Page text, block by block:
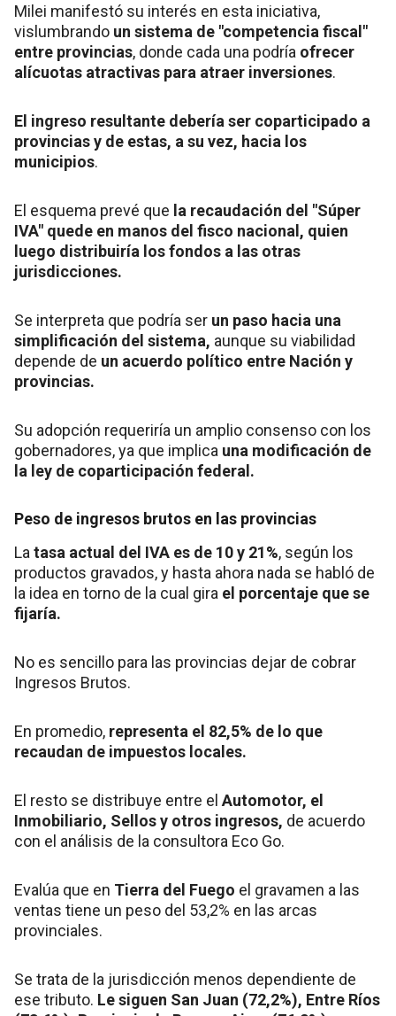
Milei manifestó su interés en esta iniciativa,
vislumbrando un sistema de "competencia fiscal"
entre provincias, donde cada una podría ofrecer
alícuotas atractivas para atraer inversiones.
El ingreso resultante debería ser coparticipado a
provincias y de estas, a su vez, hacia los
municipios.
El esquema prevé que la recaudación del "Súper
IVA" quede en manos del fisco nacional, quien
luego distribuiría los fondos a las otras
jurisdicciones.
Se interpreta que podría ser un paso hacia una
simplificación del sistema, aunque su viabilidad
depende de un acuerdo político entre Nación y
provincias.
Su adopción requeriría un amplio consenso con los
gobernadores, ya que implica una modificación de
la ley de coparticipación federal.
Peso de ingresos brutos en las provincias
La tasa actual del IVA es de 10 y 21%, según los
productos gravados, y hasta ahora nada se habló de
la idea en torno de la cual gira el porcentaje que se
fijaría.
No es sencillo para las provincias dejar de cobrar
Ingresos Brutos.
En promedio, representa el 82,5% de lo que
recaudan de impuestos locales.
El resto se distribuye entre el Automotor, el
Inmobiliario, Sellos y otros ingresos, de acuerdo
con el análisis de la consultora Eco Go.
Evalúa que en Tierra del Fuego el gravamen a las
ventas tiene un peso del 53,2% en las arcas
provinciales.
Se trata de la jurisdicción menos dependiente de
ese tributo. Le siguen San Juan (72,2%), Entre Ríos